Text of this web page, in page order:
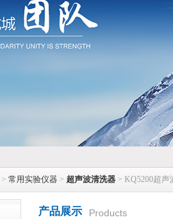
> 常用实验仪器 > 超声波清洗器 > KQ5200超声
产品展示 Products